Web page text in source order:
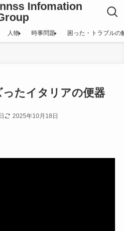
Infomation
人物 時事問題 困った・トラブルの
たイタリアの便器
2025年10月18日